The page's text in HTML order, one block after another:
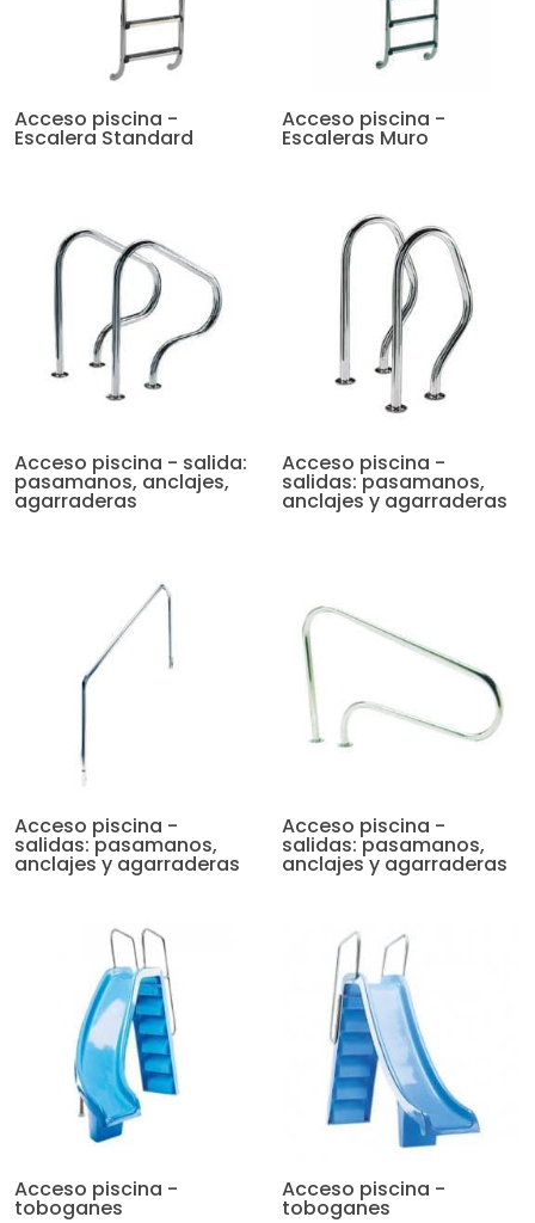
Acceso piscina -
Escalera Standard
Acceso piscina -
Escaleras Muro
Acceso piscina - salida:
pasamanos, anclajes,
agarraderas
Acceso piscina -
salidas: pasamanos,
anclajes y agarraderas
Acceso piscina -
salidas: pasamanos,
anclajes y agarraderas
Acceso piscina -
salidas: pasamanos,
anclajes y agarraderas
Acceso piscina -
toboganes
Acceso piscina -
toboganes